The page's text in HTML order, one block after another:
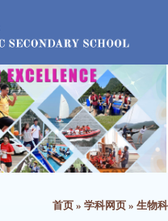
首页 » 学科网页 » 生物科